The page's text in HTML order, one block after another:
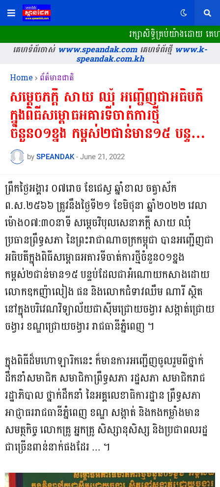
រក្សាសិទ្ធិគ្រប់យ៉ាងដោយ គ
គេហទំព័រចាស់www.speandak.comគេហទំព័រថ្មីwww.k-
speandak.com.kh
Home ព័ត៌មានជាតិ
សម្តេចភក្តី សាយ ឈុំ អញ្ជើញជាអធិបតី
ក្នុងពិធីសម្ពោធអគារទីចាត់ការថ្មី
ចំនួន០១ខ្នង កម្ពស់២ជាន់មាន១៥ បន្ទប់-
-----
by SPEANDAK - June 21, 2022
ព្រឹកថ្ងៃអង្គារ ០៧រោច ខែជេស្ធ ឆ្នាំខាល ចត្វាស័ក
ព.ស.២៥៦៦ ត្រូវនឹងថ្ងៃទី២១ ខែមិថុនា ឆ្នាំ២០២២ វេលា
ម៉ោង០៧:៣០នាទី សម្តេចវិបុលសេនាភក្តី សាយ ឈុំ
ប្រធានព្រឹទ្ធសភា នៃព្រះរាជាណាចក្រកម្ពុជា បានអញ្ជើញជា
អធិបតីក្នុងពិធីសម្ពោធអគារទីចាត់ការថ្មីចំនួន០១ខ្នង
កម្ពស់២ជាន់មាន១៥ បន្ទប់ដែលជាអំណោយកសាងដោយ
លោកឧកញ៉ាលៀង ផន និងលោកជំទាវឈឹម ណារី ស្ថិត
នៅក្នុងបរិវេណវិទ្យាល័យជាស៊ីមជ្រោយចង្វារ សង្កាត់ជ្រោយ
ចង្វារ ខណ្ឌជ្រោយចង្វារ រាជធានីភ្នំពេញ ។
ក្នុងពិធីដ៏មហោឡារិកនេះ ក៏មានការអញ្ជើញចូលរួមពីថ្នាក់
ដឹកនាំសមាជិក សមាជិកាព្រឹទ្ធសភា រដ្ឋសភា សមាជិករាជ
រដ្ឋាភិបាល ថ្នាក់ដឹកនាំ នៃអគ្គលេខាធិការដ្ឋាន ព្រឹទ្ធសភា
អាជ្ញាធររាជធានីភ្នំពេញ ខណ្ឌ សង្កាត់ និងកងកម្លាំងមាន
សមត្ថកិច្ច លោកគ្រូ អ្នកគ្រូ សិស្សានុសិស្ស និងប្រជាពលរដ្ឋ
ជាច្រើនពាន់នាក់ផងដែរ ... ។